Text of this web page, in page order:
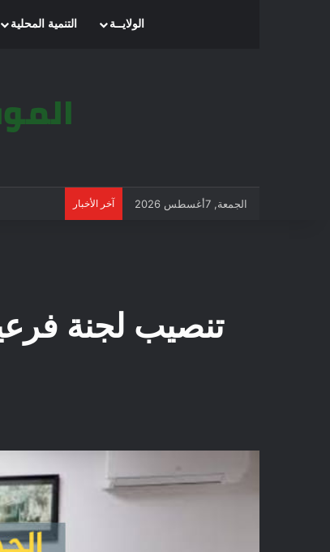
الرئيسيةالولايــة التنمية المحلية
الجمعة, 7أغسطس 2026 آخر الأخبار
تنصيب لجنة